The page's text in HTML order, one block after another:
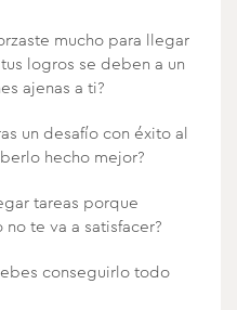
mucho para llegar
logros se deben a un
ajenas a ti?
un desafío con éxito al
hecho mejor?
tareas porque
te va a satisfacer?
conseguirlo todo